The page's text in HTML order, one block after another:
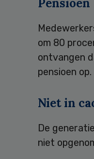
Pensioen
om 80
ontvangen
pensioen op.
Niet in
De
niet